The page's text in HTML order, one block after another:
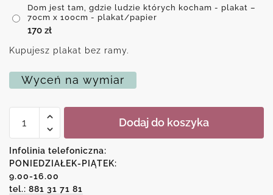
Dom jest tam, gdzie ludzie których kocham - plakat –
70cm x 100cm - plakat/papier
170 zł
Kupujesz plakat bez ramy.
Wyceń na wymiar
Dom
gdzie
ludzie
których
kocham
Dodaj do koszyka
Infolinia telefoniczna:
PONIEDZIAŁEK-PIĄTEK:
9.00-16.00
tel.: 881 31 71 81